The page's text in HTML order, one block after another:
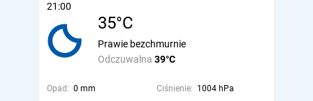
21:00
35°C
Odczuwalna 39°C
Prawie bezchmurnie
Opad: 0 mm Ciśnienie: 1004 hPa